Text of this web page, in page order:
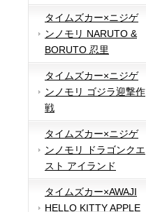
タイムズカー×ニジゲ
ンノモリ NARUTO &
BORUTO 忍里
タイムズカー×ニジゲ
ンノモリ ゴジラ迎撃作
戦
タイムズカー×ニジゲ
ンノモリ ドラゴンクエ
スト アイランド
タイムズカー×AWAJI
HELLO KITTY APPLE